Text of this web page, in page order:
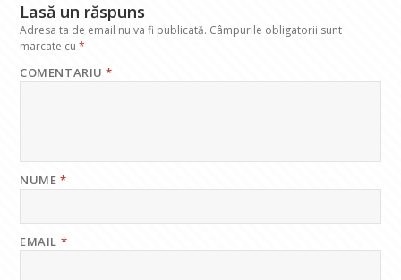
Lasă un răspuns
Adresa ta de email nu va fi publicată. Câmpurile obligatorii sunt
marcate cu*
COMENTARIU*
NUME*
EMAIL *